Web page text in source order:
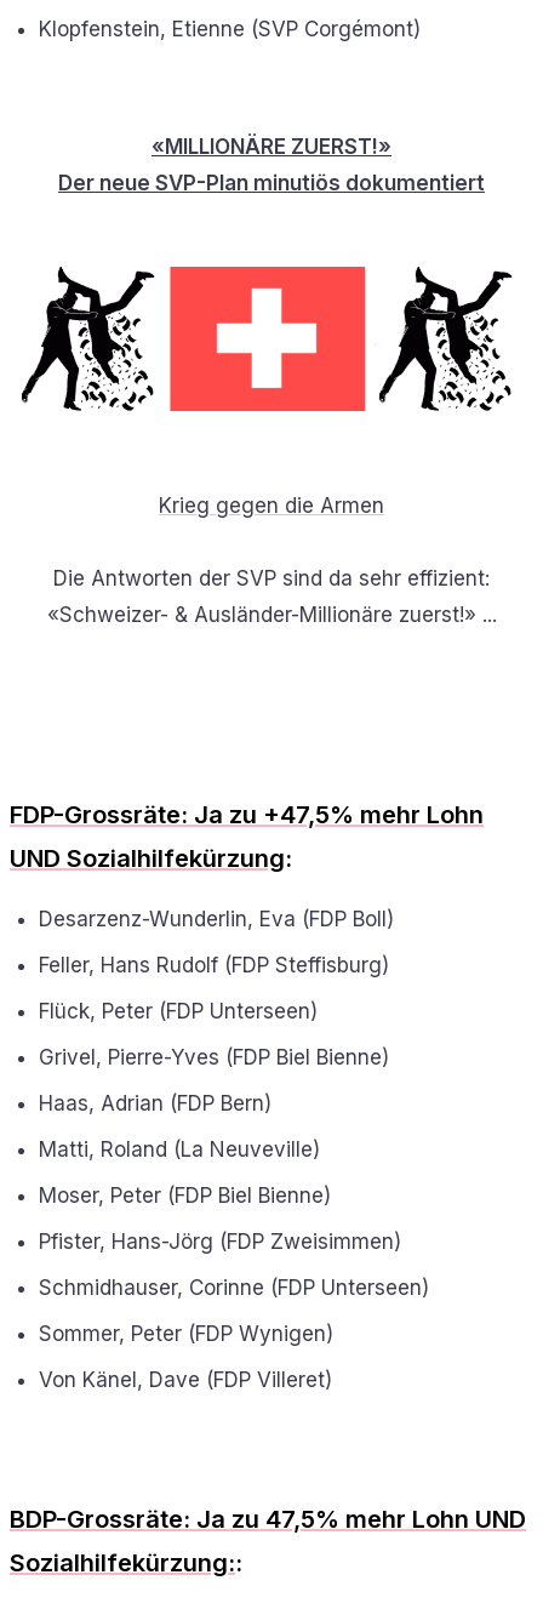
Klopfenstein, Etienne (SVP Corgémont)
«MILLIONÄRE ZUERST!»
Der neue SVP-Plan minutiös dokumentiert
Krieg gegen die Armen
Die Antworten der SVP sind da sehr effizient:
«Schweizer- & Ausländer-Millionäre zuerst!» ...
FDP-Grossräte: Ja zu +47,5% mehr Lohn
UND Sozialhilfekürzung:
Desarzenz-Wunderlin, Eva (FDP Boll)
Feller, Hans Rudolf (FDP Steffisburg)
Flück, Peter (FDP Unterseen)
Grivel, Pierre-Yves (FDP Biel Bienne)
Haas, Adrian (FDP Bern)
Matti, Roland (La Neuveville)
Moser, Peter (FDP Biel Bienne)
Pfister, Hans-Jörg (FDP Zweisimmen)
Schmidhauser, Corinne (FDP Unterseen)
Sommer, Peter (FDP Wynigen)
Von Känel, Dave (FDP Villeret)
BDP-Grossräte: Ja zu 47,5% mehr Lohn UND
Sozialhilfekürzung::